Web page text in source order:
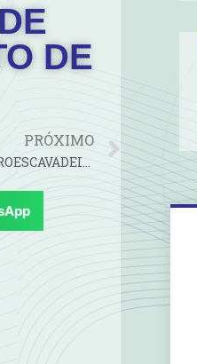
DE
PRÓXIMO
°002/2017 – CONTRATAÇÃO DE RETROESCAVADEIRA, COM OPERADOR…